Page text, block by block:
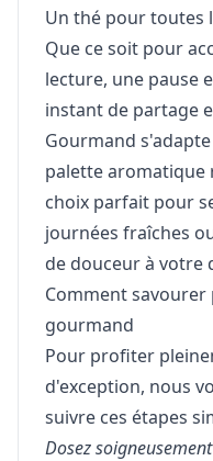
Un thé pour toutes
Que ce soit pour
lecture, une pause
instant de partage
Gourmand
palette aromatique
choix parfait pour
journées fraîches
de douceur à votre
Comment
gourmand
Pour profiter
d'exception, nous
suivre ces étapes
Dosez